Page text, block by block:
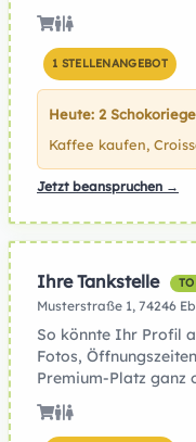
1 STELLENANGEBOT
Heute: 2
Kaffee kaufen,
Jetzt beanspruchen →
Ihre Tankstelle
Musterstraße 1, 74246
So könnte Ihr Profil
Fotos,
Premium-Platz ganz